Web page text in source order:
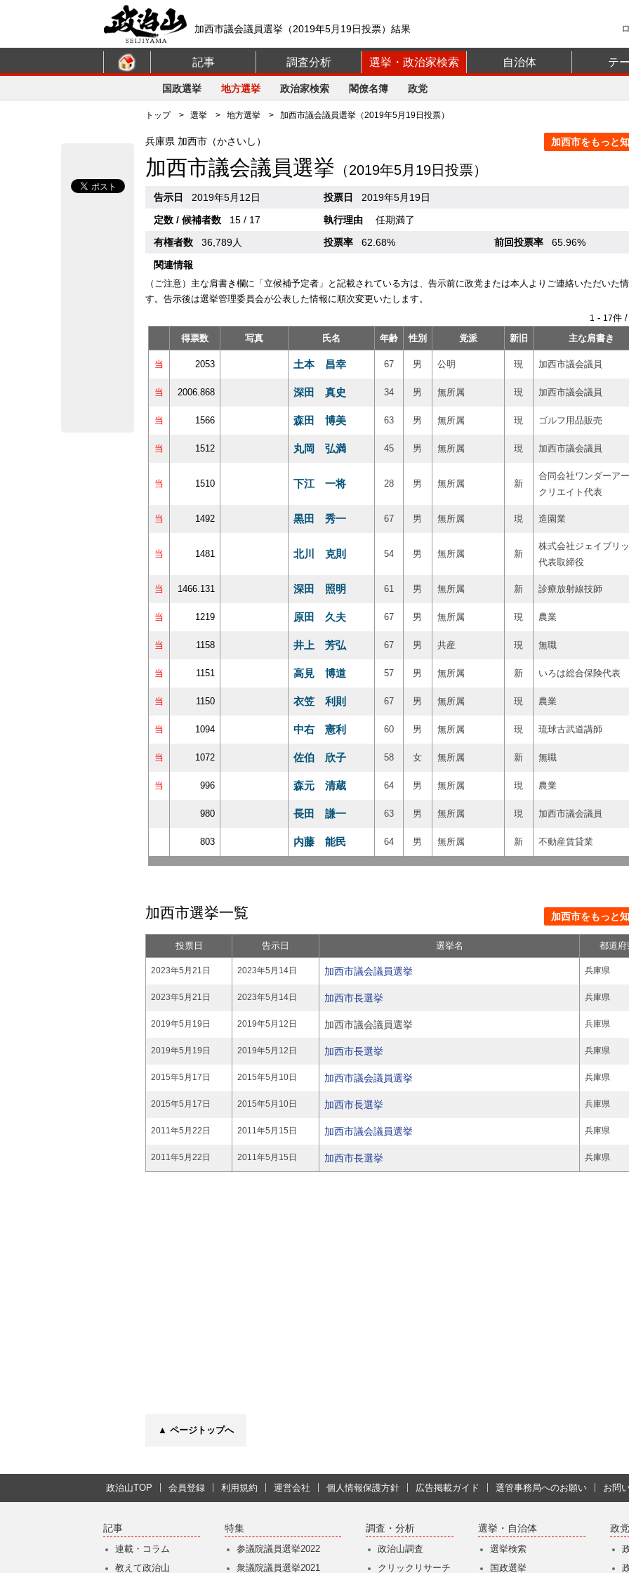
加西市議会議員選挙（2019年5月19日投票）結果
記事 調査分析 選挙・政治家検索 自治体 テ
国政選挙 地方選挙 政治家検索 閣僚名簿 政党
トップ> 選挙 > 地方選挙 > 加西市議会議員選挙（2019年5月19日投票）
加西市をもっと
兵庫県 加西市（かさいし）
加西市議会議員選挙 （2019年5月19日投票）
告示日 2019年5月12日 投票日
2019年5月19日
定数 / 候補者数
15 / 17 執行理由
任期満了
有権者数
36,789人 投票率 62.68% 前回投票率
65.96%
関連情報
（ご注意）主な肩書き欄に「立候補予定者」と記載されている方は、告示前に政党または本人よりご連絡いただいた
す。告示後は選挙管理委員会が公表した情報に順次変更いたします。
1 - 17件
得票数
写真 氏名 年齢 性別 党派 新旧 主な肩書き
当 2053 土本 昌幸 67 男 公明 現 加西市議会議員
当 2006.868 深田 真史 34 男 無所属 現 加西市議会議員
当 1566 森田 博美 63 男 無所属 現 ゴルフ用品販売
当 1512 丸岡 弘満 45 男 無所属 現 加西市議会議員
当 1510 下江 一将 28 男 無所属 新
合同会社ワンダーア
クリエイト代表
当 1492 黒田 秀一 67 男 無所属 現 造園業
当 1481 北川 克則 54 男 無所属 新
株式会社ジェイブリ
代表取締役
当 1466.131 深田 照明 61 男 無所属 新 診療放射線技師
当 1219 原田 久夫 67 男 無所属 現 農業
当 1158 井上 芳弘 67 男 共産 現 無職
当 1151 高見 博道 57 男 無所属 新 いろは総合保険代表
当 1150 衣笠 利則 67 男 無所属 現 農業
当 1094 中右 憲利 60 男 無所属 現 琉球古武道講師
当 1072 佐伯 欣子 58 女 無所属 新 無職
当 996 森元 清蔵 64 男 無所属 現 農業
980 長田 謙一 63 男 無所属 現 加西市議会議員
803 内藤 能民 64 男 無所属 新 不動産賃貸業
加西市選挙一覧 加西市をもっと
投票日 告示日 選挙名 都道府
2023年5月21日 2023年5月14日 加西市議会議員選挙 兵庫県
2023年5月21日 2023年5月14日 加西市長選挙 兵庫県
2019年5月19日 2019年5月12日 加西市議会議員選挙 兵庫県
2019年5月19日 2019年5月12日 加西市長選挙 兵庫県
2015年5月17日 2015年5月10日 加西市議会議員選挙 兵庫県
2015年5月17日 2015年5月10日 加西市長選挙 兵庫県
2011年5月22日 2011年5月15日 加西市議会議員選挙 兵庫県
2011年5月22日 2011年5月15日 加西市長選挙 兵庫県
▲ ページトップへ
政治山TOP 会員登録 利用規約 運営会社 個人情報保護方針 広告掲載ガイド 選管事務局へのお願い お問
記事
連載・コラム
教えて政治山
特集
参議院議員選挙2022
衆議院議員選挙2021
調査・分析
政治山調査
クリックリサーチ
選挙・自治体
選挙検索
国政選挙
政